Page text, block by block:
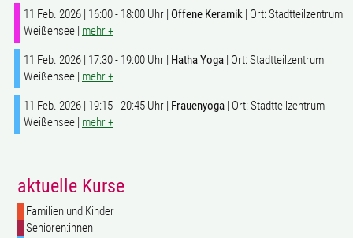
11 Feb. 2026 | 16:00 - 18:00 Uhr | Offene Keramik | Ort: Stadtteilzentrum
Weißensee | mehr +
11 Feb. 2026 | 17:30 - 19:00 Uhr | Hatha Yoga | Ort: Stadtteilzentrum
Weißensee | mehr +
11 Feb. 2026 | 19:15 - 20:45 Uhr | Frauenyoga | Ort: Stadtteilzentrum
Weißensee | mehr +
aktuelle Kurse
Familien und Kinder
Senioren:innen